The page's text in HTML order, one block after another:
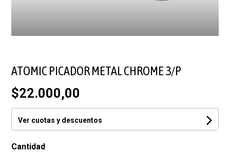
ATOMIC PICADOR METAL CHROME 3/P
$22.000,00
Ver cuotas y descuentos
Cantidad